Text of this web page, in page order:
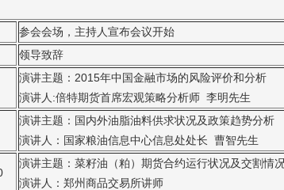
参会会场，主持人宣布会议开始
领导致辞
演讲主题：2015年中国金融市场的风险评价和分析
演讲人:倍特期货首席宏观策略分析师 李明先生
演讲主题：国内外油脂油料供求状况及政策趋势分析
演讲人：国家粮油信息中心信息处处长 曹智先生
演讲主题：菜籽油（粕）期货合约运行状况及交割情
演讲人：郑州商品交易所讲师